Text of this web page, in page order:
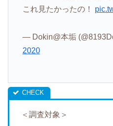
これ見たかったの！
— Dokin@本垢
2020
＜調査対象＞